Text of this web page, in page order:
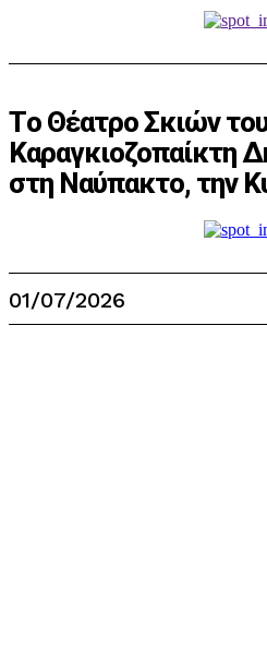
Τo Θέατρο Σκιών
Καραγκιοζοπαίκτη
στη Ναύπακτο, την
01/07/2026